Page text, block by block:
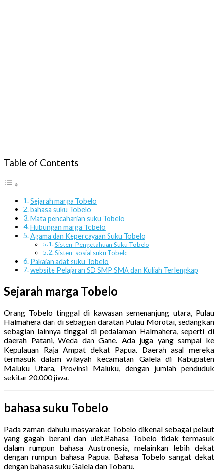
Table of Contents
Sejarah marga Tobelo
bahasa suku Tobelo
Mata pencaharian suku Tobelo
Hubungan marga Tobelo
Agama dan Kepercayaan Suku Tobelo
Sistem Pengetahuan Suku Tobelo
Sistem sosial suku Tobelo
Pakaian adat suku Tobelo
website Pelajaran SD SMP SMA dan Kuliah Terlengkap
Sejarah marga Tobelo
Orang Tobelo tinggal di kawasan semenanjung utara, Pulau
Halmahera dan di sebagian daratan Pulau Morotai, sedangkan
sebagian lainnya tinggal di pedalaman Halmahera, seperti di
daerah Patani, Weda dan Gane. Ada juga yang sampai ke
Kepulauan Raja Ampat dekat Papua. Daerah asal mereka
termasuk dalam wilayah kecamatan Galela di Kabupaten
Maluku Utara, Provinsi Maluku, dengan jumlah penduduk
sekitar 20.000 jiwa.
bahasa suku Tobelo
Pada zaman dahulu masyarakat Tobelo dikenal sebagai pelaut
yang gagah berani dan ulet.Bahasa Tobelo tidak termasuk
dalam rumpun bahasa Austronesia, melainkan lebih dekat
dengan rumpun bahasa Papua. Bahasa Tobelo sangat dekat
dengan bahasa suku Galela dan Tobaru.